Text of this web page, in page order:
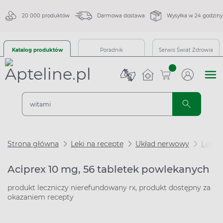
20 000 produktów Darmowa dostawa Wysyłka w 24 godziny
Katalog produktów Poradnik Serwis Świat Zdrowia
sztuk
Strona główna Leki na receptę Układ nerwowy Leki
Aciprex 10 mg, 56 tabletek powlekanych
produkt leczniczy nierefundowany rx, produkt dostępny za
okazaniem recepty